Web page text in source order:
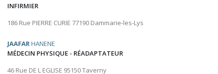
INFIRMIER
186 Rue PIERRE CURIE 77190 Dammarie-les-Lys
JAAFARHANENE
MÉDECIN PHYSIQUE - RÉADAPTATEUR
46 Rue DE L EGLISE 95150 Taverny